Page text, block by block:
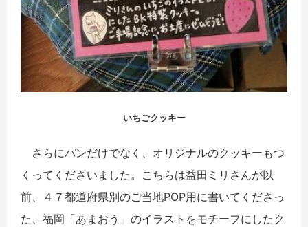
いちごクッキー
さらにパンだけでなく、オリジナルのクッキーもつ
くってくださいました。こちらは益田ミリさんが以
前、４７都道府県別のご当地POP用に書いてくださっ
た、福岡「あまおう」のイラストをモチーフにしたク